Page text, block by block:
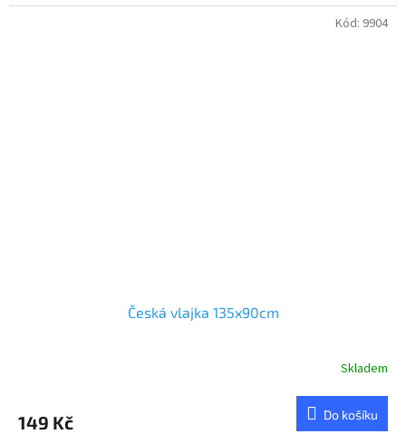
Česká vlajka 135x90cm
je
Skladem
149 Kč Do košíku
Kód: 9904